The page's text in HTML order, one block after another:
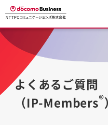
よくあるご質問
（IP-Members®）